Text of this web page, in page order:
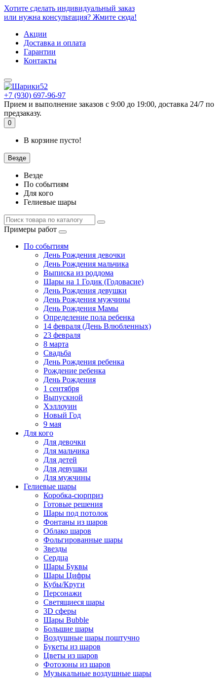
Хотите сделать индивидуальный заказ
или нужна консультация? Жмите сюда!
Акции
Доставка и оплата
Гарантии
Контакты
+7 (930) 697-96-97
Прием и выполнение заказов с 9:00 до 19:00, доставка 24/7 по
предзаказу.
0
В корзине пусто!
Везде
Везде
По событиям
Для кого
Гелиевые шары
Примеры работ
По событиям
День Рождения девочки
День Рождения мальчика
Выписка из роддома
Шары на 1 Годик (Годовасие)
День Рождения девушки
День Рождения мужчины
День Рождения Мамы
Определение пола ребенка
14 февраля (День Влюбленных)
23 февраля
8 марта
Свадьба
День Рождения ребенка
Рождение ребенка
День Рождения
1 сентября
Выпускной
Хэллоуин
Новый Год
9 мая
Для кого
Для девочки
Для мальчика
Для детей
Для девушки
Для мужчины
Гелиевые шары
Коробка-сюрприз
Готовые решения
Шары под потолок
Фонтаны из шаров
Облако шаров
Фольгированные шары
Звезды
Сердца
Шары Буквы
Шары Цифры
Кубы/Круги
Персонажи
Светящиеся шары
3D сферы
Шары Bubble
Большие шары
Воздушные шары поштучно
Букеты из шаров
Цветы из шаров
Фотозоны из шаров
Музыкальные воздушные шары